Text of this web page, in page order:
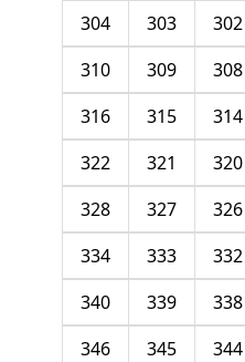
302
303
304
308
309
310
314
315
316
320
321
322
326
327
328
332
333
334
338
339
340
344
345
346